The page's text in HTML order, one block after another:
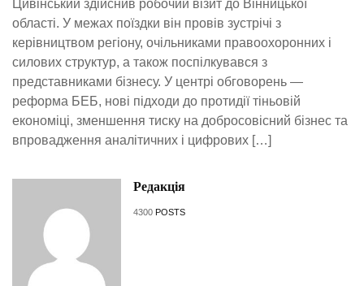
Цивінський здійснив робочий візит до Вінницької
області. У межах поїздки він провів зустрічі з
керівництвом регіону, очільниками правоохоронних і
силових структур, а також поспілкувався з
представниками бізнесу. У центрі обговорень —
реформа БЕБ, нові підходи до протидії тіньовій
економіці, зменшення тиску на добросовісний бізнес та
впровадження аналітичних і цифрових […]
Редакція
4300 POSTS